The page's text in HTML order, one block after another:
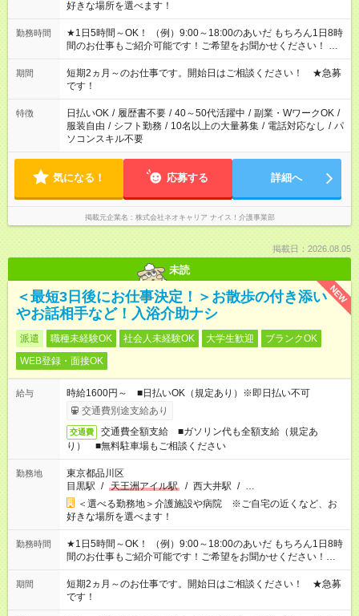
好きな場所を選べます！
勤務時間
★1日5時間～OK！ （例）9:00～18:00のあいだ もちろん1日8時
間のお仕事もご紹介可能です！ご希望をお聞かせください！ ※
週最低15時間以上の勤務が必要です
期間
短期2ヵ月～のお仕事です。開始日はご相談ください！ ★急募
です！
特徴 日払いOK / 履歴書不要 / 40～50代活躍中 / 副業・WワークOK /
服装自由 / シフト勤務 / 10名以上の大量募集 / 電話対応なし / パ
ソコンスキル不要
気になる！ 応募する 詳細へ
掲載元企業名 株式会社ネオキャリア ナイス！介護事業部
掲載日：2026.08.05
未読
NEW
＜最短3日後にお仕事決定！＞お散歩の付き添い
やお話相手など！入浴介助ナシ
派遣 職種未経験OK 社会人未経験OK 大学生歓迎
ブランクOK
WEB登録・面接OK
給与
時給1600円～ ■日払いOK（規定あり）※即日払い不可
交通費別途支給あり
交通費
交通費全額支給 ■ガソリン代も全額支給（規定あ
り） ■無料駐車場もご相談ください
勤務地
東京都品川区
目黒駅 / 天王洲アイル駅 / 西大井駅 / …
＜選べる勤務地＞介護施設や病院 ※ご自宅の近くなど、お
好きな場所を選べます！
勤務時間
★1日5時間～OK！ （例）9:00～18:00のあいだ もちろん1日8時
間のお仕事もご紹介可能です！ご希望をお聞かせください！★家
庭の都合でお休みが必要な場合も遠慮なくご相談ください。 ※
週最低15時間以上の勤務が必要です
期間
短期2ヵ月～のお仕事です。開始日はご相談ください！ ★急募
です！